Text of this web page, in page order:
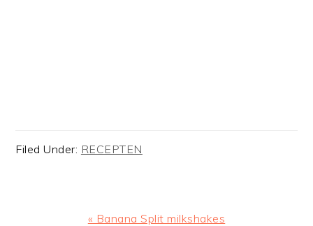
Filed Under: RECEPTEN
Previous
« Banana Split milkshakes